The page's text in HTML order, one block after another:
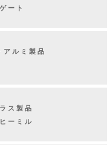
ート
アルミ製品
ス製品
ーミル